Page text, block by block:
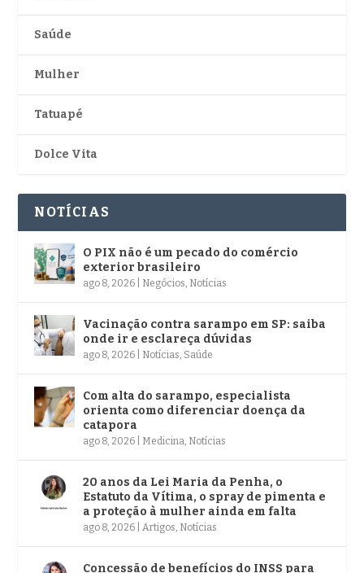
Saúde
Mulher
Tatuapé
Dolce Vita
NOTÍCIAS
O PIX não é um pecado do comércio
exterior brasileiro
ago 8, 2026 Negócios, Notícias
Vacinação contra sarampo em SP: saiba
onde ir e esclareça dúvidas
ago 8, 2026 Notícias, Saúde
Com alta do sarampo, especialista
orienta como diferenciar doença da
catapora
ago 8, 2026 Medicina, Notícias
20 anos da Lei Maria da Penha, o
Estatuto da Vítima, o spray de pimenta e
a proteção à mulher ainda em falta
ago 8, 2026 |Artigos, Notícias
Concessão de benefícios do INSS para